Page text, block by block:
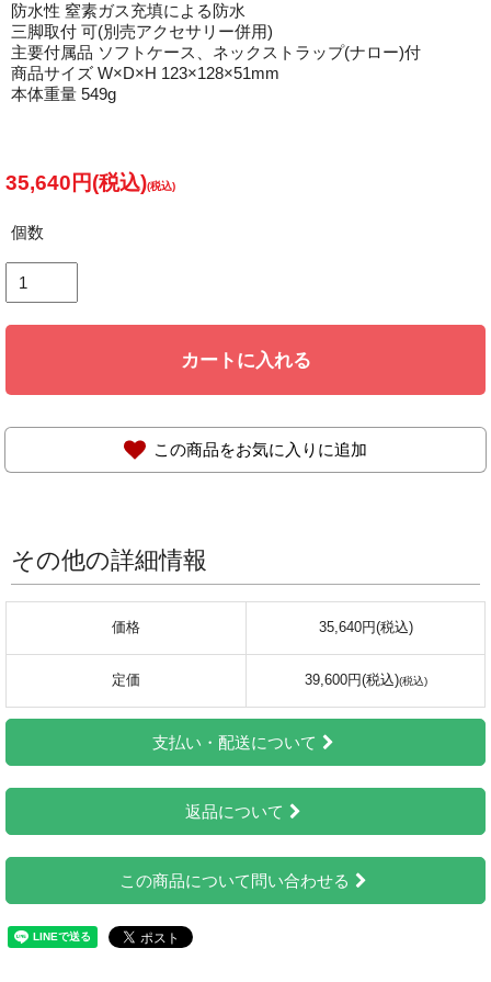
防水性 窒素ガス充填による防水
三脚取付 可(別売アクセサリー併用)
主要付属品 ソフトケース、ネックストラップ(ナロー)付
商品サイズ W×D×H 123×128×51mm
本体重量 549g
35,640円(税込)
個数
カートに入れる
この商品をお気に入りに追加
その他の詳細情報
価格 35,640円(税込)
定価 39,600円(税込)
支払い・配送について
返品について
この商品について問い合わせる